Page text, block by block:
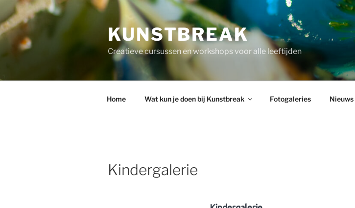
naar
de
inhoud
KUNSTBREAK
Creatieve cursussen en workshops voor alle leeftijden
Home Wat kun je doen bij Kunstbreak Fotogaleries Nieuws
Kindergalerie